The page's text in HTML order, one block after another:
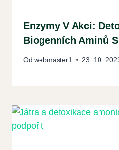
Enzymy V Akci:
Biogenních Aminů
Od webmaster1 23. 10.